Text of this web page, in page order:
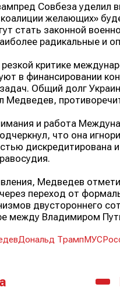
Совбеза уделил
желающих»
стать законной
радикальные и
критике
в финансировании
Общий долг
Медведев,
и работа
что она
дискредитирована и
Медведев
переход от
двустороннего
между Владимиром
Дональд ТрампМУС